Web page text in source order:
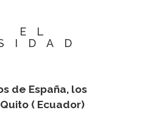
EL
de España, los
( Ecuador)